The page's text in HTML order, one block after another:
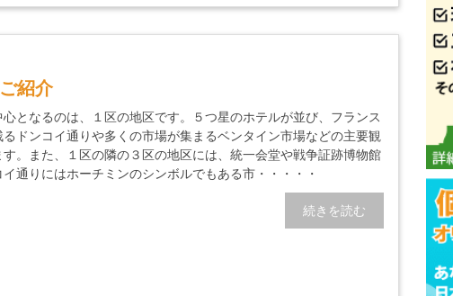
紹介
となるのは、１区の地区です。５つ星のホテルが並び、フランス
ドンコイ通りや多くの市場が集まるベンタイン市場などの主要観
。また、１区の隣の３区の地区には、統一会堂や戦争証跡博物館
通りにはホーチミンのシンボルでもある市・・・・・
続きを読む